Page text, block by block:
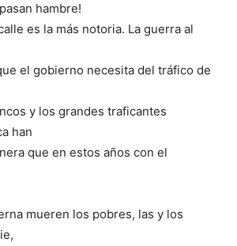
hambre!
es la más notoria. La guerra al
el gobierno necesita del tráfico de
y los grandes traficantes
han
que en estos años con el
mueren los pobres, las y los